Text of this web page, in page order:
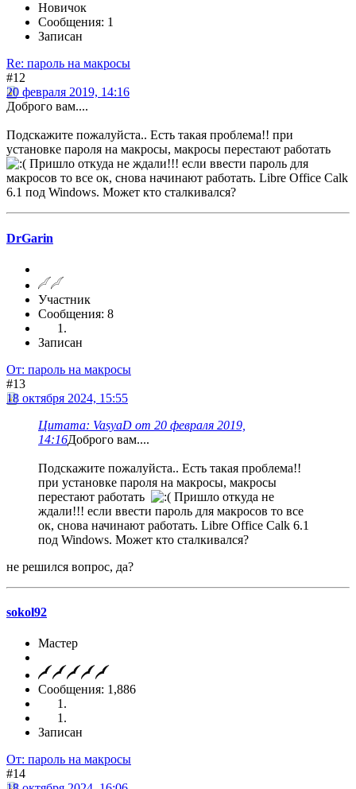
Новичок
Сообщения: 1
Записан
Re: пароль на макросы
#12
20 февраля 2019, 14:16
Доброго вам....
Подскажите пожалуйста.. Есть такая проблема!! при
установке пароля на макросы, макросы перестают работать
Пришло откуда не ждали!!! если ввести пароль для
макросов то все ок, снова начинают работать. Libre Office Calk
6.1 под Windows. Может кто сталкивался?
DrGarin
Участник
Сообщения: 8
Записан
От: пароль на макросы
#13
18 октября 2024, 15:55
Цитата: VasyaD от 20 февраля 2019,
14:16Доброго вам....
Подскажите пожалуйста.. Есть такая проблема!!
при установке пароля на макросы, макросы
перестают работать
Пришло откуда не
ждали!!! если ввести пароль для макросов то все
ок, снова начинают работать. Libre Office Calk 6.1
под Windows. Может кто сталкивался?
не решился вопрос, да?
sokol92
Мастер
Сообщения: 1,886
Записан
От: пароль на макросы
#14